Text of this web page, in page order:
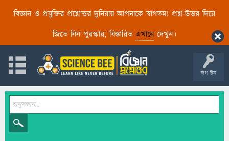
বিজ্ঞান ও প্রযুক্তির প্রশ্নোত্তর দুনিয়ায় আপনাকে স্বাগতম! প্রশ্ন-উত্তর দিয়ে
জিতে নিন পুরস্কার, বিস্তারিত এখানেদেখুন।
লগ ইন